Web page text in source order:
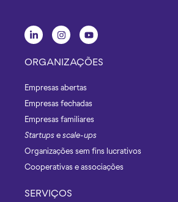
ORGANIZAÇÕES
Empresas abertas
Empresas fechadas
Empresas familiares
Startups e scale-ups
Organizações sem fins lucrativos
Cooperativas e associações
SERVIÇOS